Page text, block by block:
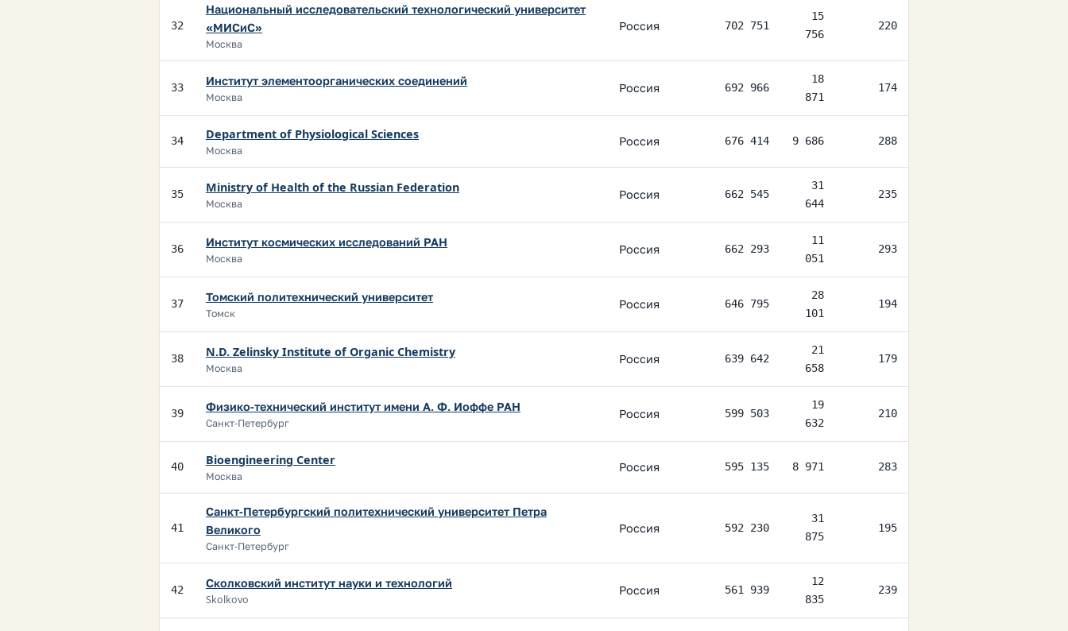
32
Национальный исследовательский технологический университет
«МИСиС»
Москва
Россия 702 751
15
756
220
33 Институт элементоорганических соединений
Москва
Россия 692 966
18
871
174
34 Department of Physiological Sciences
Москва
Россия 676 414 9 686 288
35 Ministry of Health of the Russian Federation
Москва
Россия 662 545
31
644
235
36 Институт космических исследований РАН
Москва
Россия 662 293
11
051
293
37 Томский политехнический университет
Томск
Россия 646 795
28
101
194
38 N.D. Zelinsky Institute of Organic Chemistry
Москва
Россия 639 642
21
658
179
39 Физико-технический институт имени А. Ф. Иоффе РАН
Санкт-Петербург
Россия 599 503
19
632
210
40 Bioengineering Center
Москва
Россия 595 135 8 971 283
41
Санкт-Петербургский политехнический университет Петра
Великого
Санкт-Петербург
Россия 592 230
31
875
195
42 Сколковский институт науки и технологий
Skolkovo
Россия 561 939
12
835
239